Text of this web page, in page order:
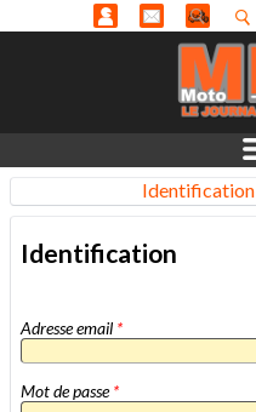
Identification
Identification
Adresse email *
Mot de passe*